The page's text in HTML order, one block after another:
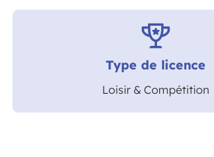
Type de licence
Loisir & Compétition